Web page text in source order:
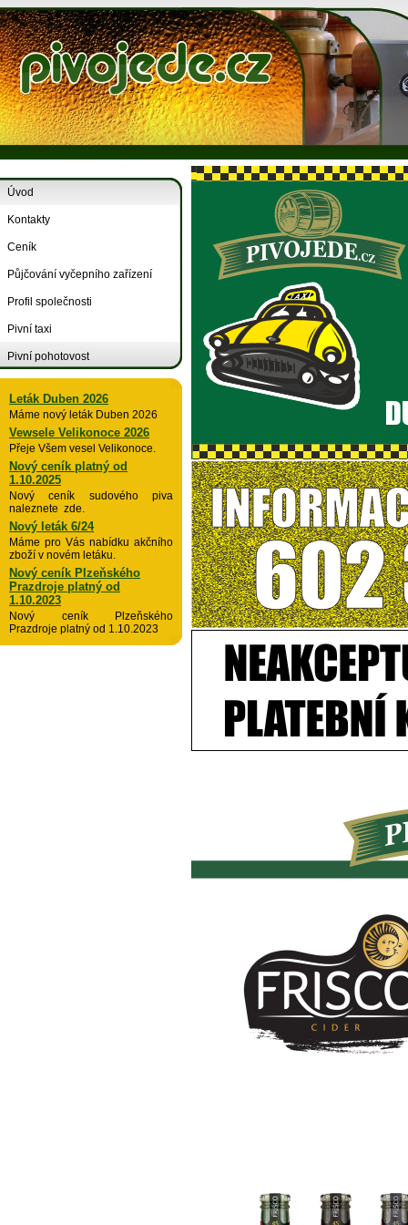
Úvod
Kontakty
Ceník
Půjčování vyčepního zařízení
Profil společnosti
Pivní taxi
Pivní pohotovost
Leták Duben 2026
Máme nový leták Duben 2026
Vewsele Velikonoce 2026
Přeje Všem vesel Velikonoce.
Nový ceník platný od
1.10.2025
Nový ceník sudového piva
naleznete zde.
Nový leták 6/24
Máme pro Vás nabídku akčního
zboží v novém letáku.
Nový ceník Plzeňského
Prazdroje platný od
1.10.2023
Nový ceník Plzeňského
Prazdroje platný od 1.10.2023